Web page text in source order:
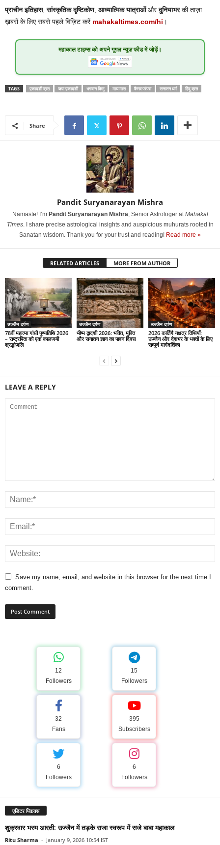
प्राचीन इतिहास,सांस्कृतिक दृष्टिकोण, आध्यात्मिक यात्राओंऔरदुनियाभरकी ताज़ा
ख़बरों के लिए सबसे पहले विज़िट करें mahakaltimes.com/hi ।
महाकाल टाइम्सको अपने गूगल न्यूज़ फीड में जोड़ें।
TAGS एकादशी व्रत जया एकादशी भगवान विष्णु माघ मास वैष्णव परंपरा सनातन धर्म हिंदू व्रत
Share
Pandit Suryanarayan Mishra
Namaste! I’m Pandit Suryanarayan Mishra, Senior Astrologer atMahakal
Times. I share precise astrological insights and auspicious muhurats rooted in
Sanatan wisdom. Thank you for your trust and reading! Read more »
RELATED ARTICLES MORE FROM AUTHOR
उज्जैन दर्पण
78वीं महात्मा गांधी पुण्यतिथि 2026
– राष्ट्रपिता को एक कालजयी
श्रद्धांजलि
उज्जैन दर्पण
भीष्म द्वादशी 2026: भक्ति, मुक्ति
और सनातन ज्ञान का पावन दिवस
उज्जैन दर्पण
2026 कार्तिगै नक्षत्र तिथियाँ:
उज्जैन और देशभर के भक्तों के लिए
सम्पूर्ण मार्गदर्शिका
LEAVE A REPLY
Save my name, email, and website in this browser for the next time I
comment.
12
Followers
15
Followers
32
Fans
395
Subscribers
6
Followers
6
Followers
एडिटर पिकक्स
शुक्रवार भस्म आरती: उज्जैन में तड़के राजा स्वरूप में सजे बाबा महाकाल
Ritu Sharma - January 9, 2026 10:54 IST